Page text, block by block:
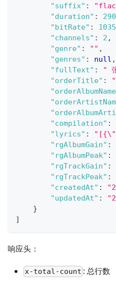
"suffix" :
"duration" :
"bitRate" : 1035
"channels" : 2 ,
"genre" : "" ,
"genres" : null ,
"fullText" : "
"orderTitle" :
"compilation" :
"lyrics" :
"rgAlbumGain" :
"rgAlbumPeak" :
"rgTrackGain" :
"rgTrackPeak" :
"createdAt" :
"updatedAt" :
}
]
响应头：
x-total-count : 总行数